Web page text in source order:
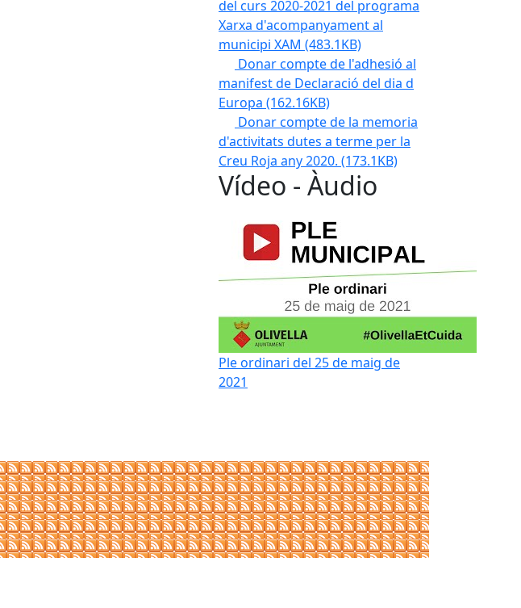
del curs 2020-2021 del programa
Xarxa d'acompanyament al
municipi XAM (483.1KB)
Donar compte de l'adhesió al
manifest de Declaració del dia d
Europa (162.16KB)
Donar compte de la memoria
d'activitats dutes a terme per la
Creu Roja any 2020. (173.1KB)
Vídeo - Àudio
Ple ordinari del 25 de maig de
2021